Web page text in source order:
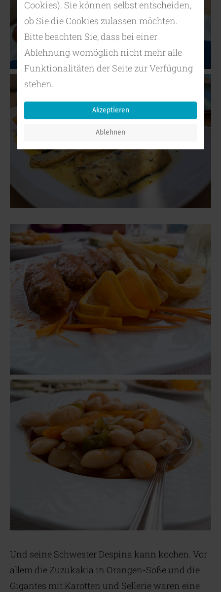
Und seine Schwester Despina kann kochen. Vor
allem die Zuzukakia in Orangen-Soße und die
Gigantes mit Karotten und Sellerie waren eine
Cookies). Sie können selbst entscheiden,
ob Sie die Cookies zulassen möchten.
Bitte beachten Sie, dass bei einer
Ablehnung womöglich nicht mehr alle
Funktionalitäten der Seite zur Verfügung
stehen.
Akzeptieren
Ablehnen